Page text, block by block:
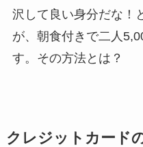
沢して良い身分だな！
が、朝食付きで二人
す。その方法とは？
クレジットカード